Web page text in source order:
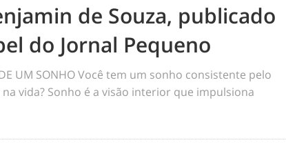
de Souza, publicado
do Jornal Pequeno
DE UM SONHO Você tem um sonho consistente pelo
vida? Sonho é a visão interior que impulsiona